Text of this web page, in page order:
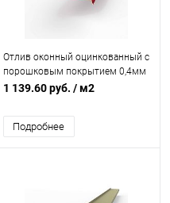
Отлив оконный оцинкованный c
порошковым покрытием 0,4мм
RAL 3003
1 139.60 руб. / м2
Подробнее